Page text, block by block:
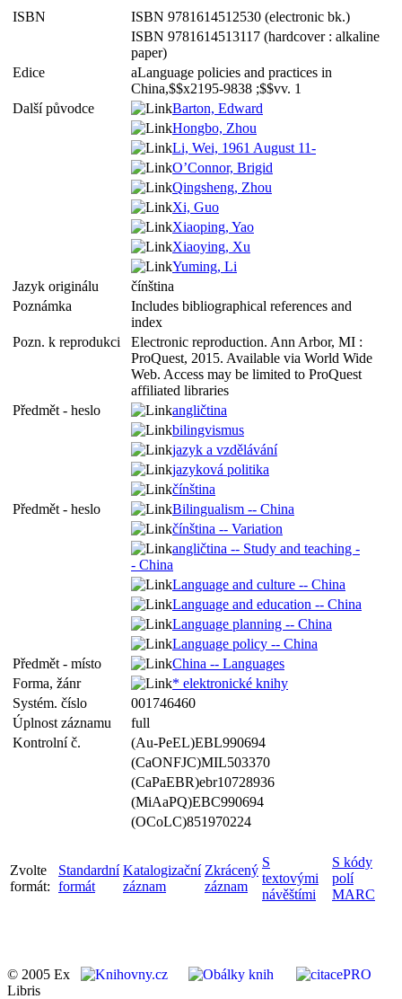
ISBN
ISBN 9781614512530 (electronic bk.)
ISBN 9781614513117 (hardcover : alkaline
paper)
Edice
aLanguage policies and practices in
China,$$x2195-9838 ;$$vv. 1
Další původce
Barton, Edward
Hongbo, Zhou
Li, Wei, 1961 August 11-
O’Connor, Brigid
Qingsheng, Zhou
Xi, Guo
Xiaoping, Yao
Xiaoying, Xu
Yuming, Li
Jazyk originálu
čínština
Poznámka
Includes bibliographical references and
index
Pozn. k reprodukci
Electronic reproduction. Ann Arbor, MI :
ProQuest, 2015. Available via World Wide
Web. Access may be limited to ProQuest
affiliated libraries
Předmět - heslo
angličtina
bilingvismus
jazyk a vzdělávání
jazyková politika
čínština
Předmět - heslo
Bilingualism -- China
čínština -- Variation
angličtina -- Study and teaching -
- China
Language and culture -- China
Language and education -- China
Language planning -- China
Language policy -- China
Předmět - místo
China -- Languages
Forma, žánr
* elektronické knihy
Systém. číslo
001746460
Úplnost záznamu
full
Kontrolní č.
(Au-PeEL)EBL990694
(CaONFJC)MIL503370
(CaPaEBR)ebr10728936
(MiAaPQ)EBC990694
(OCoLC)851970224
Zvolte
formát:
Standardní
formát
Katalogizační
záznam
Zkrácený
záznam
S
textovými
návěštími
S kódy
polí
MARC
© 2005 Ex
Libris